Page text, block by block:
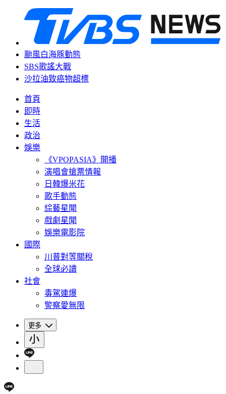
颱風白海豚動態
SBS歌謠大戰
沙拉油致癌物超標
首頁
即時
生活
政治
娛樂
《VPOPASIA》開播
演唱會搶票情報
日韓爆米花
歌手動態
綜藝星聞
戲劇星聞
娛樂電影院
國際
川普對等關稅
全球必讀
社會
毒駕連爆
警察愛無限
更多